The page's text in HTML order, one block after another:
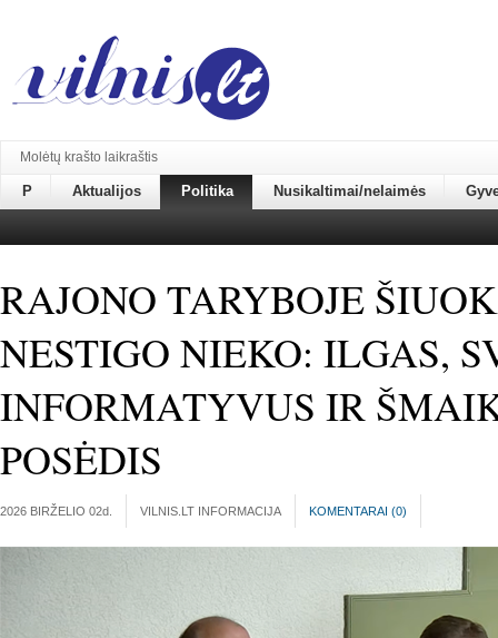
Molėtų krašto laikraštis
P Aktualijos Politika Nusikaltimai/nelaimės
RAJONO TARYBOJE
NESTIGO NIEKO: ILGAS,
INFORMATYVUS IR
POSĖDIS
2026 BIRŽELIO 02d. VILNIS.LT INFORMACIJA KOMENTARAI (0)